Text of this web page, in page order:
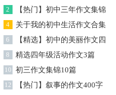
2
【热门】初中三年作文集锦
六篇
4
关于我的初中生活作文合集
七篇
6
【精选】初中的美丽作文四
篇
8 精选四年级活动作文3篇
10 初三作文集锦10篇
12
【热门】叙事的作文400字